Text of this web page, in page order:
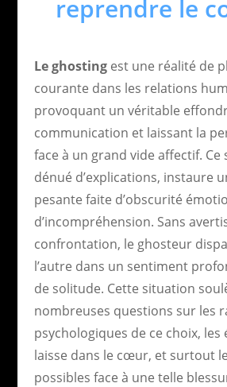
reprendre le
Le ghostingest une réalité de
courante dans les relations
provoquant un véritable
communication et laissant la
face à un grand vide affectif. Ce
dénué d’explications, instaure
pesante faite d’obscurité
d’incompréhension. Sans
confrontation, le ghosteur
l’autre dans un sentiment
de solitude. Cette situation
nombreuses questions sur les
psychologiques de ce choix, les
laisse dans le cœur, et surtout
possibles face à une telle